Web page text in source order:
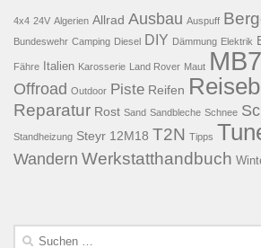
4x4 24V Algerien Allrad Ausbau Auspuff
Bundeswehr Camping Diesel DIY Dämmung Elektrik
Fähre Italien Karosserie Land Rover Maut
Offroad Outdoor Piste Reifen
Reparatur Rost Sand Sandbleche Schnee
Standheizung Steyr 12M18 T2N Tipps
Wandern Werkstatthandbuch
Suchen